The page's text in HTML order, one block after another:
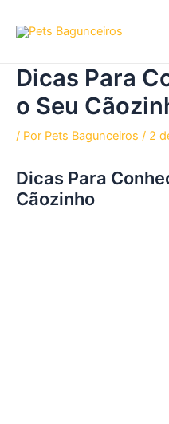
para
conteúdo
Dicas Para
o Seu
/ Por Pets Bagunceiros / 2
Dicas Para
Cãozinho